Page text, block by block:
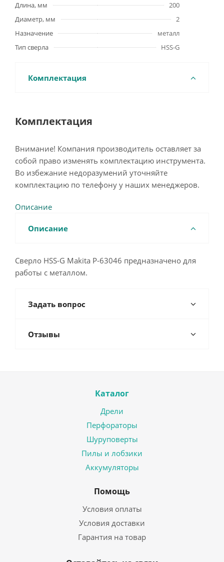
Длина, мм
200
Диаметр, мм
2
Назначение
металл
Тип сверла
HSS-G
Комплектация
Комплектация
Внимание! Компания производитель оставляет за
собой право изменять комплектацию инструмента.
Во избежание недоразумений уточняйте
комплектацию по телефону у наших менеджеров.
Описание
Описание
Сверло HSS-G Makita P-63046 предназначено для
работы с металлом.
Задать вопрос
Отзывы
Каталог
Дрели
Перфораторы
Шуруповерты
Пилы и лобзики
Аккумуляторы
Помощь
Условия оплаты
Условия доставки
Гарантия на товар